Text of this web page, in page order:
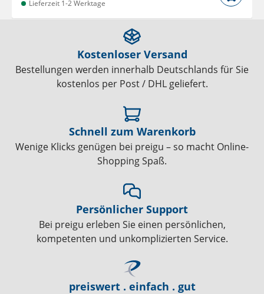
Lieferzeit 1-2 Werktage
Kostenloser Versand
Bestellungen werden innerhalb Deutschlands für Sie
kostenlos per Post / DHL geliefert.
Schnell zum Warenkorb
Wenige Klicks genügen bei preigu – so macht Online-
Shopping Spaß.
Persönlicher Support
Bei preigu erleben Sie einen persönlichen,
kompetenten und unkomplizierten Service.
preiswert . einfach . gut